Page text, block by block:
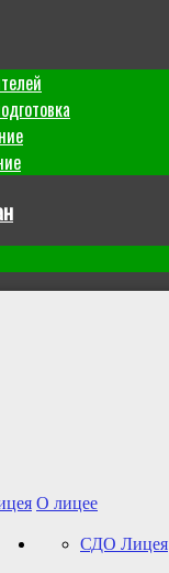
О лицее
СДО Лицея